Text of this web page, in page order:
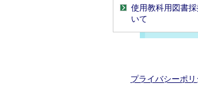
使用教科用図書
いて
プライバシーポリ